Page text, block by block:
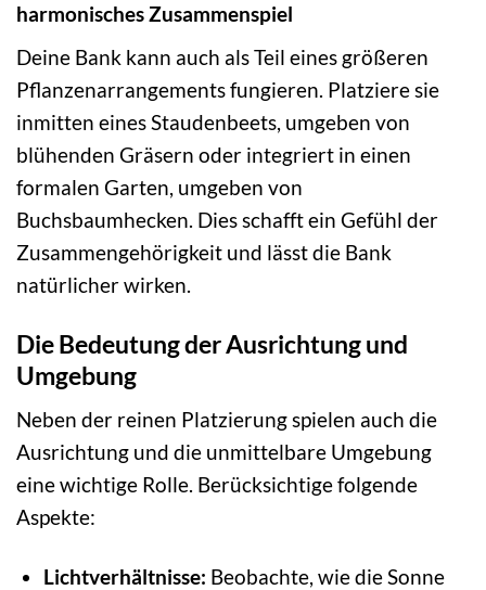
harmonisches Zusammenspiel
Deine Bank kann auch als Teil eines größeren
Pflanzenarrangements fungieren. Platziere sie
inmitten eines Staudenbeets, umgeben von
blühenden Gräsern oder integriert in einen
formalen Garten, umgeben von
Buchsbaumhecken. Dies schafft ein Gefühl der
Zusammengehörigkeit und lässt die Bank
natürlicher wirken.
Die Bedeutung der Ausrichtung und
Umgebung
Neben der reinen Platzierung spielen auch die
Ausrichtung und die unmittelbare Umgebung
eine wichtige Rolle. Berücksichtige folgende
Aspekte:
Lichtverhältnisse: Beobachte, wie die Sonne